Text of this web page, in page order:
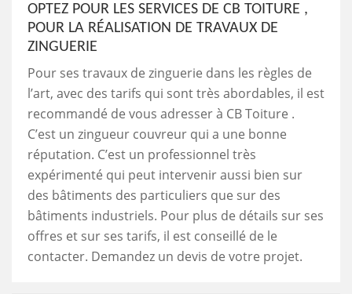
OPTEZ POUR LES SERVICES DE CB TOITURE ,
POUR LA RÉALISATION DE TRAVAUX DE
ZINGUERIE
Pour ses travaux de zinguerie dans les règles de
l’art, avec des tarifs qui sont très abordables, il est
recommandé de vous adresser à CB Toiture .
C’est un zingueur couvreur qui a une bonne
réputation. C’est un professionnel très
expérimenté qui peut intervenir aussi bien sur
des bâtiments des particuliers que sur des
bâtiments industriels. Pour plus de détails sur ses
offres et sur ses tarifs, il est conseillé de le
contacter. Demandez un devis de votre projet.